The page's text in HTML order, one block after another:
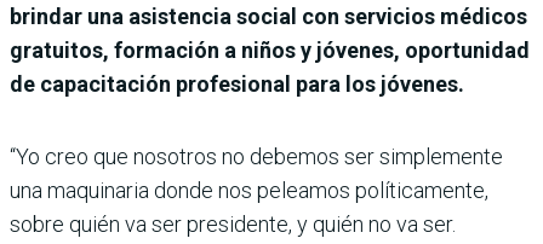
brindar una asistencia social con servicios médicos
gratuitos, formación a niños y jóvenes, oportunidad
de capacitación profesional para los jóvenes.
“Yo creo que nosotros no debemos ser simplemente
una maquinaria donde nos peleamos políticamente,
sobre quién va ser presidente, y quién no va ser.